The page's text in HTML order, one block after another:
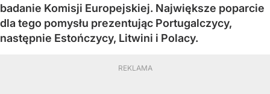
badanie Komisji Europejskiej. Największe poparcie
dla tego pomysłu prezentując Portugalczycy,
następnie Estończycy, Litwini i Polacy.